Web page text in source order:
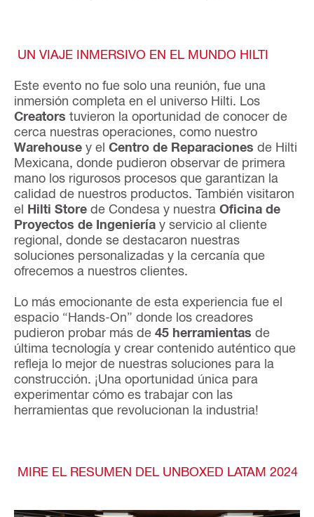
UN VIAJE INMERSIVO EN EL MUNDO HILTI
Este evento no fue solo una reunión, fue una
inmersión completa en el universo Hilti. Los
Creators tuvieron la oportunidad de conocer de
cerca nuestras operaciones, como nuestro
Warehouse y el Centro de Reparaciones de Hilti
Mexicana, donde pudieron observar de primera
mano los rigurosos procesos que garantizan la
calidad de nuestros productos. También visitaron
el Hilti Store de Condesa y nuestra Oficina de
Proyectos de Ingeniería y servicio al cliente
regional, donde se destacaron nuestras
soluciones personalizadas y la cercanía que
ofrecemos a nuestros clientes.
Lo más emocionante de esta experiencia fue el
espacio “Hands-On” donde los creadores
pudieron probar más de 45 herramientas de
última tecnología y crear contenido auténtico que
refleja lo mejor de nuestras soluciones para la
construcción. ¡Una oportunidad única para
experimentar cómo es trabajar con las
herramientas que revolucionan la industria!
MIRE EL RESUMEN DEL UNBOXED LATAM 2024